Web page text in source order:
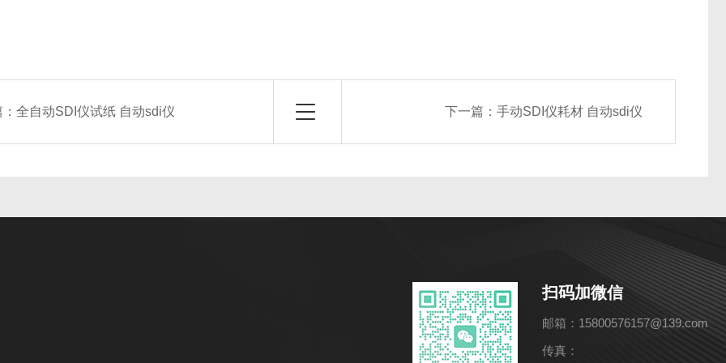
：全自动SDI仪试纸 自动sdi仪 下一篇： 手动SDI仪耗材 自动sdi仪
扫码加微信
邮箱：15800576157@139.com
传真：